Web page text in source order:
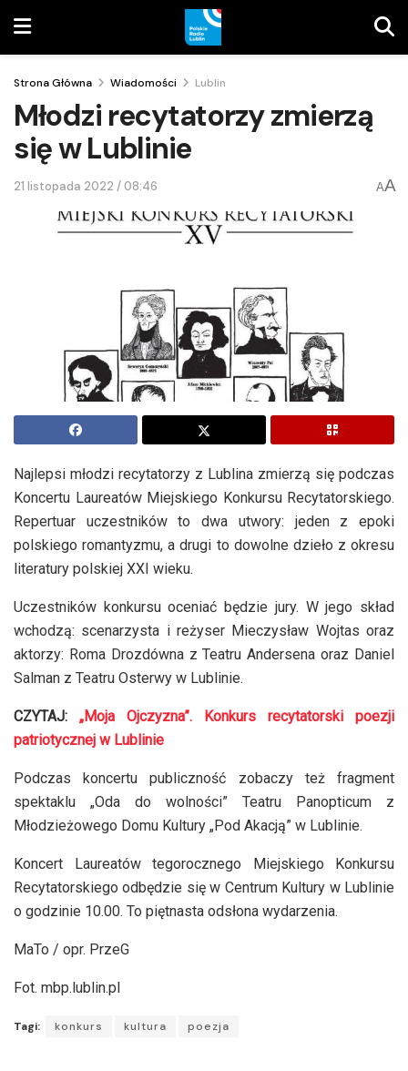
Strona Główna Wiadomości Lublin
Młodzi recytatorzy zmierzą
się w Lublinie
21 listopada 2022 / 08:46 AA
Najlepsi młodzi recytatorzy z Lublina zmierzą się podczas
Koncertu Laureatów Miejskiego Konkursu Recytatorskiego.
Repertuar uczestników to dwa utwory: jeden z epoki
polskiego romantyzmu, a drugi to dowolne dzieło z okresu
literatury polskiej XXI wieku.
Uczestników konkursu oceniać będzie jury. W jego skład
wchodzą: scenarzysta i reżyser Mieczysław Wojtas oraz
aktorzy: Roma Drozdówna z Teatru Andersena oraz Daniel
Salman z Teatru Osterwy w Lublinie.
CZYTAJ: „Moja Ojczyzna”. Konkurs recytatorski poezji
patriotycznej w Lublinie
Podczas koncertu publiczność zobaczy też fragment
spektaklu „Oda do wolności” Teatru Panopticum z
Młodzieżowego Domu Kultury „Pod Akacją” w Lublinie.
Koncert Laureatów tegorocznego Miejskiego Konkursu
Recytatorskiego odbędzie się w Centrum Kultury w Lublinie
o godzinie 10.00. To piętnasta odsłona wydarzenia.
MaTo / opr. PrzeG
Fot. mbp.lublin.pl
Tagi: konkurs kultura poezja